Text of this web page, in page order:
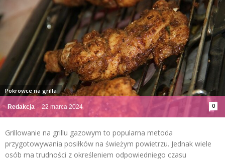
Redakcja - 22 marca 2024 0
Pokrowce na grilla
Grillowanie na grillu gazowym to popularna metoda
przygotowywania posiłków na świeżym powietrzu. Jednak wiele
osób ma trudności z określeniem odpowiedniego czasu